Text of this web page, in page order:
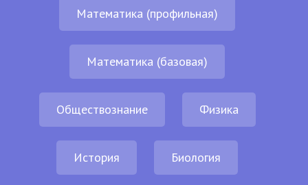
Математика (профильная)
Математика (базовая)
Обществознание Физика
История Биология